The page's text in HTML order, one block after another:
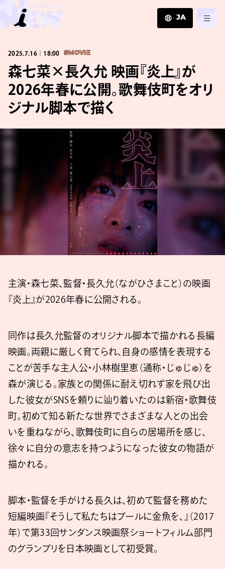
JA
ZH
2025.7.16｜18:00 #MOVIE
森七菜×長久允 映画『炎上』が
2026年春に公開。歌舞伎町をオリ
ジナル脚本で描く
主演・森七菜、監督・長久允（ながひさまこと）の映画
『炎上』が2026年春に公開される。
同作は長久允監督のオリジナル脚本で描かれる長編
映画。両親に厳しく育てられ、自身の感情を表現する
ことが苦手な主人公・小林樹里恵（通称・じゅじゅ）を
森が演じる。家族との関係に耐え切れず家を飛び出
した彼女がSNSを頼りに辿り着いたのは新宿・歌舞伎
町。初めて知る新たな世界でさまざまな人との出会
いを重ねながら、歌舞伎町に自らの居場所を感じ、
徐々に自分の意志を持つようになった彼女の物語が
描かれる。
脚本・監督を手がける長久は、初めて監督を務めた
短編映画『そうして私たちはプールに金魚を、』（2017
年）で第33回サンダンス映画祭ショートフィルム部門
のグランプリを日本映画として初受賞。